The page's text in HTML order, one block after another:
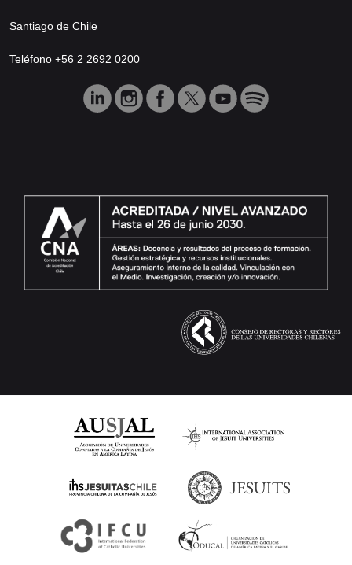
Santiago de Chile
Teléfono +56 2 2692 0200